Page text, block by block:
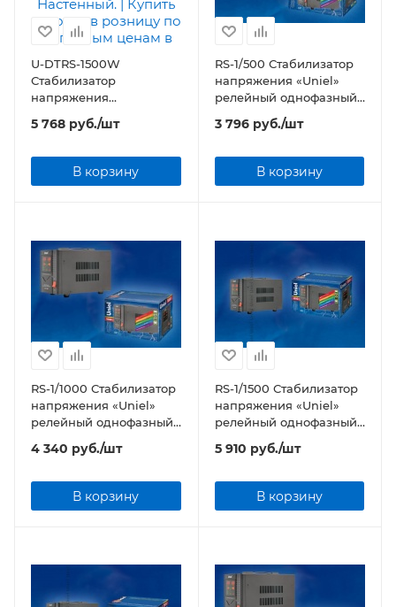
U-DTRS-1500W
Стабилизатор
напряжения
ультратонкий.
Однофазный релейный.
5 768 руб./шт
В корзину
RS-1/500 Стабилизатор
напряжения «Uniel»
релейный однофазный,
3 796руб./шт
В корзину
RS-1/1000 Стабилизатор
напряжения «Uniel»
релейный однофазный,
4 340 руб./шт
В корзину
RS-1/1500 Стабилизатор
напряжения «Uniel»
релейный однофазный,
5 910 руб./шт
В корзину